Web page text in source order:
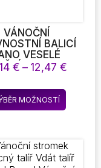
VÁNOČNÍ
BALICÍ
VESELÉ
DEKORACE
PRO DOMOV
NATAL
DÁRKOVÁ
BALENÍ
€ – 12,47 €
MOŽNOSTÍ
Tento
produkt
variant.